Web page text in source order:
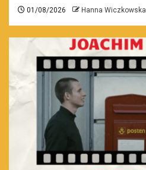
01/08/2026 Hanna Wiczkowska